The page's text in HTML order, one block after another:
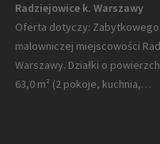
Radziejowice k. Warszawy
Oferta dotyczy: Zabytkowego
malowniczej miejscowości
Warszawy. Działki o
63,0 m² (2 pokoje, kuchnia,…